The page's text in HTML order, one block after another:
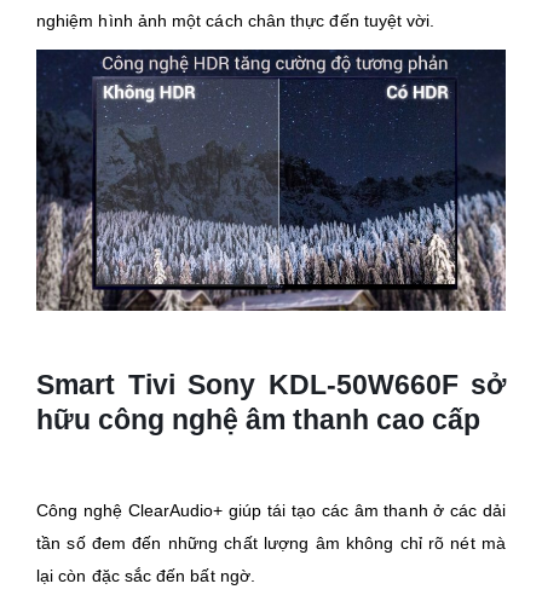
nghiệm hình ảnh một cách chân thực đến tuyệt vời.
Smart Tivi Sony KDL-50W660F sở
hữu công nghệ âm thanh cao cấp
Công nghệ ClearAudio+ giúp tái tạo các âm thanh ở các dải
tần số đem đến những chất lượng âm không chỉ rõ nét mà
lại còn đặc sắc đến bất ngờ.